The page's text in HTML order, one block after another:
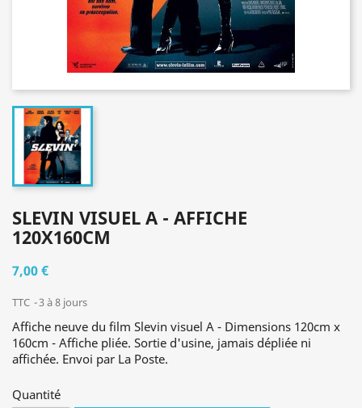
SLEVIN VISUEL A - AFFICHE
120X160CM
7,00 €
TTC 3 à 8 jours
Affiche neuve du film Slevin visuel A - Dimensions 120cm x
160cm - Affiche pliée. Sortie d'usine, jamais dépliée ni
affichée. Envoi par La Poste.
Quantité